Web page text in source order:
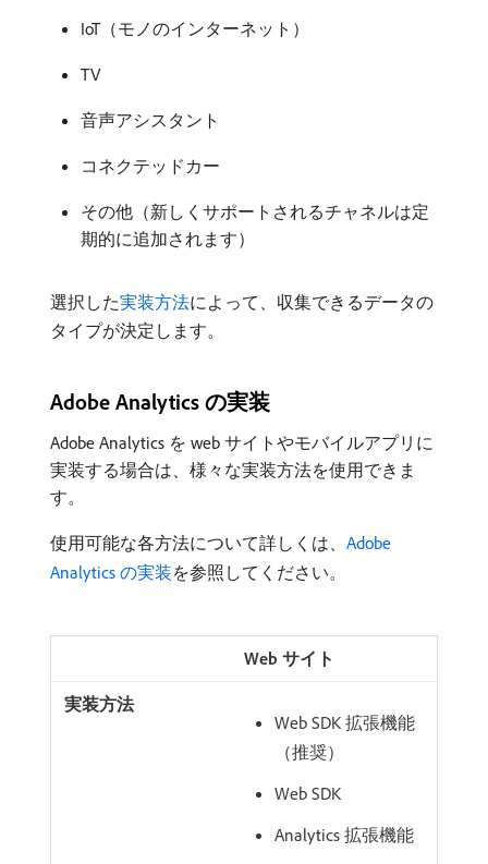
IoT（モノのインターネット）
TV
音声アシスタント
コネクテッドカー
その他（新しくサポートされるチャネルは定
期的に追加されます）
選択した実装方法によって、収集できるデータの
タイプが決定します。
Adobe Analytics の実装
Adobe Analytics を web サイトやモバイルアプリに
実装する場合は、様々な実装方法を使用できま
す。
使用可能な各方法について詳しくは、 Adobe
Analytics の実装を参照してください。
Web サイト
Web SDK 拡張機能
（推奨）
Web SDK
Analytics 拡張機能